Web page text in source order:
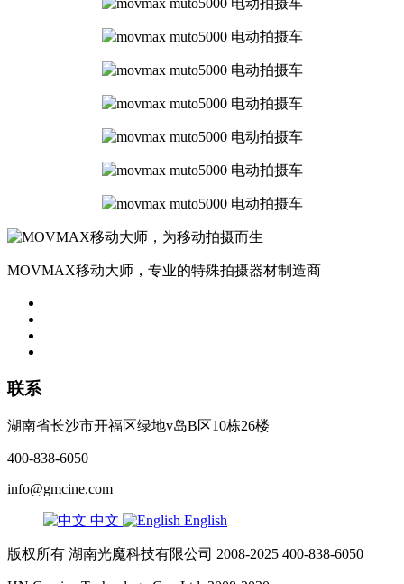
MOVMAX移动大师，专业的特殊拍摄器材制造商
联系
湖南省长沙市开福区绿地v岛B区10栋26楼
400-838-6050
info@gmcine.com
中文 English
版权所有 湖南光魔科技有限公司 2008-2025 400-838-6050